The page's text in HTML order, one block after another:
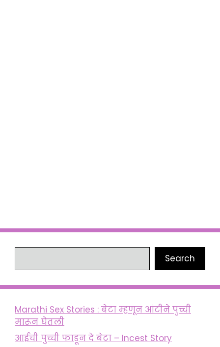
Search
Marathi Sex Stories : बेटा म्हणून आंटीने पुच्ची
मारून घेतली
आईची पुच्ची फाडून दे बेटा – Incest Story